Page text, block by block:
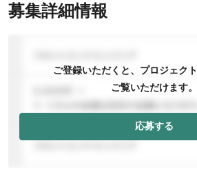
募集詳細情報
ご登録いただくと、プロジェク
ご覧いただけます。
応募する